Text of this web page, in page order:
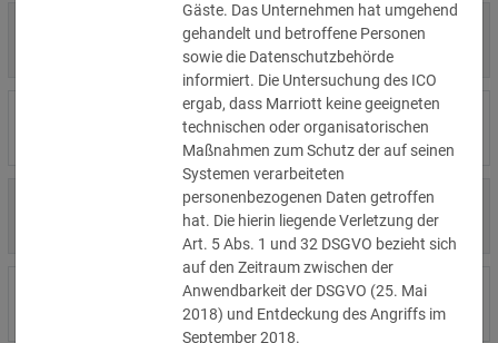
13.450 €
»Details
Civilstyrelsen
Wohnungseigentümergemeinsch
1.000 €
»Details
Studio-Betreiber
5.200 €
»Details
Nichtregierungsorganisation
Gäste. Das Unternehmen hat umgehend
gehandelt und betroffene Personen
sowie die Datenschutzbehörde
informiert. Die Untersuchung des ICO
ergab, dass Marriott keine geeigneten
technischen oder organisatorischen
Maßnahmen zum Schutz der auf seinen
Systemen verarbeiteten
personenbezogenen Daten getroffen
hat. Die hierin liegende Verletzung der
Art. 5 Abs. 1 und 32 DSGVO bezieht sich
auf den Zeitraum zwischen der
Anwendbarkeit der DSGVO (25. Mai
2018) und Entdeckung des Angriffs im
September 2018.